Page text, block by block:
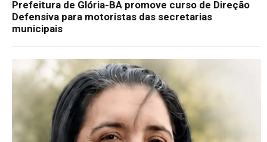
Prefeitura de Glória-BA promove curso de Direção
Defensiva para motoristas das secretarias
municipais